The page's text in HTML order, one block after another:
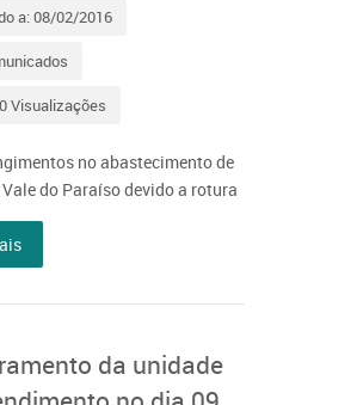
a: 08/02/2016
Visualizações
no abastecimento de
do Paraíso devido a rotura
da unidade